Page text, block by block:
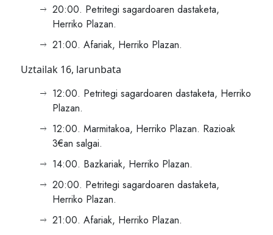
20:00. Petritegi sagardoaren dastaketa,
Herriko Plazan.
21:00. Afariak, Herriko Plazan.
Uztailak 16, larunbata
12:00. Petritegi sagardoaren dastaketa, Herriko
Plazan.
12:00. Marmitakoa, Herriko Plazan. Razioak
3€an salgai.
14:00. Bazkariak, Herriko Plazan.
20:00. Petritegi sagardoaren dastaketa,
Herriko Plazan.
21:00. Afariak, Herriko Plazan.